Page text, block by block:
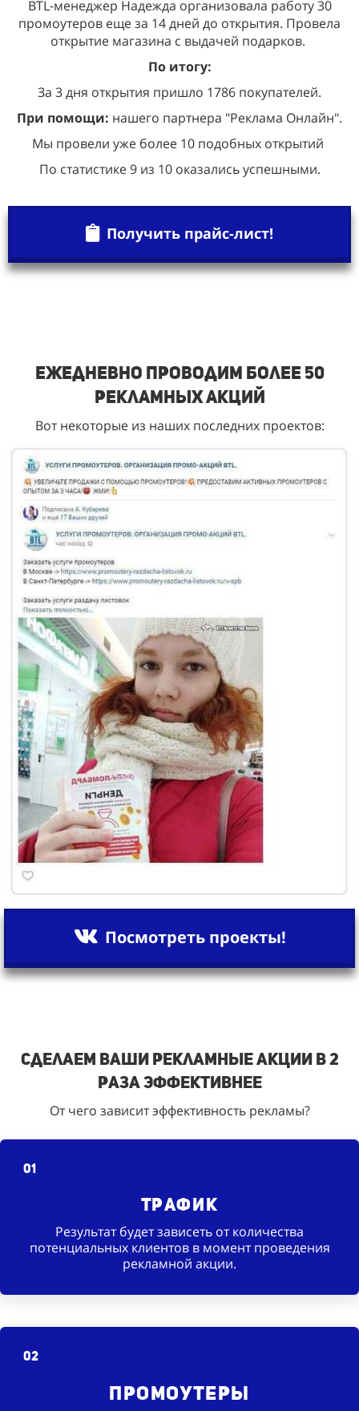
BTL-менеджер Надежда организовала работу 30
промоутеров еще за 14 дней до открытия. Провела
открытие магазина с выдачей подарков.
По итогу:
За 3 дня открытия пришло 1786 покупателей.
При помощи: нашего партнера "Реклама Онлайн".
Мы провели уже более 10 подобных открытий
По статистике 9 из 10 оказались успешными.
Получить прайс-лист!
Ежедневно проводим более 50
рекламных акций
Вот некоторые из наших последних проектов:
Посмотреть проекты!
Сделаем ваши рекламные акции в 2
раза эффективнее
От чего зависит эффективность рекламы?
01
Трафик
Результат будет зависеть от количества
потенциальных клиентов в момент проведения
рекламной акции.
02
Промоутеры